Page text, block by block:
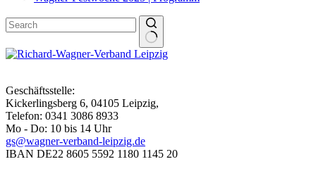
Geschäftsstelle:
Kickerlingsberg 6, 04105 Leipzig,
Telefon: 0341 3086 8933
Mo - Do: 10 bis 14 Uhr
gs@wagner-verband-leipzig.de
IBAN DE22 8605 5592 1180 1145 20